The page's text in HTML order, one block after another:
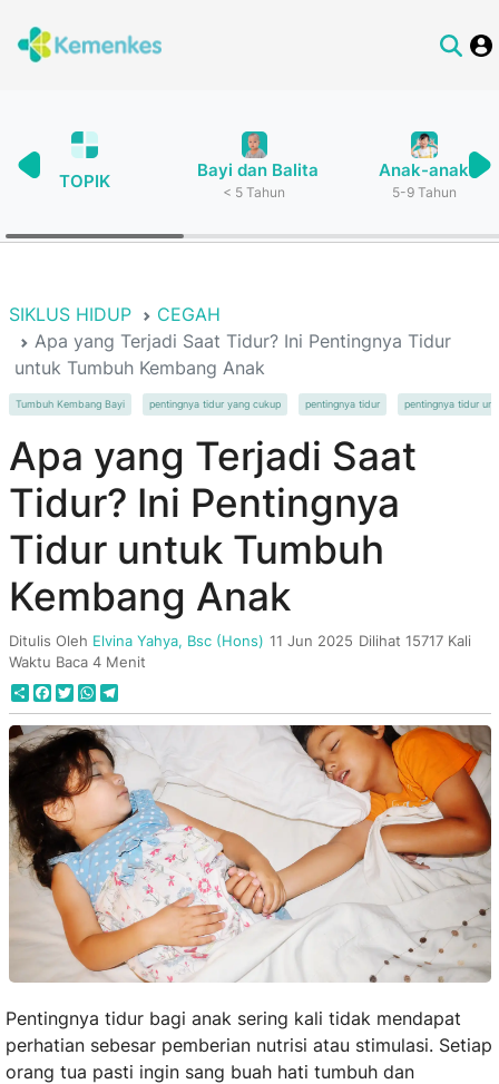
TOPIK
Bayi dan Balita
< 5 Tahun
Anak-anak
5-9 Tahun
SIKLUS HIDUP
CEGAH
Apa yang Terjadi Saat Tidur? Ini Pentingnya Tidur
untuk Tumbuh Kembang Anak
Tumbuh Kembang Bayi pentingnya tidur yang cukup pentingnya tidur pentingnya tidur
Apa yang Terjadi Saat
Tidur? Ini Pentingnya
Tidur untuk Tumbuh
Kembang Anak
Ditulis Oleh Elvina Yahya, Bsc (Hons) 11 Jun 2025 Dilihat 15717 Kali
Waktu Baca 4 Menit
ShareFacebook
TwitterWhatsApp
Telegram
Pentingnya tidur bagi anak sering kali tidak mendapat
perhatian sebesar pemberian nutrisi atau stimulasi. Setiap
orang tua pasti ingin sang buah hati tumbuh dan